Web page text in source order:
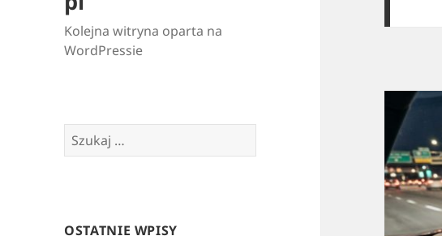
Kolejna witryna oparta na
WordPressie
Szukaj:
OSTATNIE WPISY